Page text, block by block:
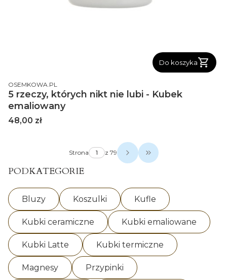
Do koszyka
PRODUCENT
OSEMKOWA.PL
5 rzeczy, których nikt nie lubi - Kubek
emaliowany
Cena
48,00 zł
Strona z 79 Przejdź do ostatniej
PODKATEGORIE
Bluzy Koszulki Kufle
Kubki ceramiczne Kubki emaliowane
Kubki Latte Kubki termiczne
Magnesy Przypinki